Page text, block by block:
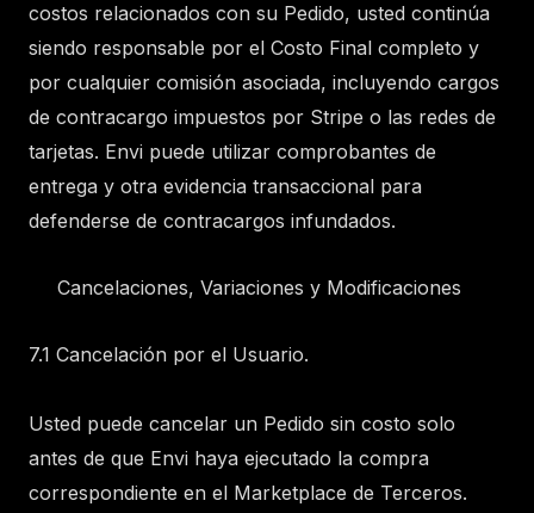
costos relacionados con su Pedido, usted continúa
siendo responsable por el Costo Final completo y
por cualquier comisión asociada, incluyendo cargos
de contracargo impuestos por Stripe o las redes de
tarjetas. Envi puede utilizar comprobantes de
entrega y otra evidencia transaccional para
defenderse de contracargos infundados.
Cancelaciones, Variaciones y Modificaciones
7.1 Cancelación por el Usuario.
Usted puede cancelar un Pedido sin costo solo
antes de que Envi haya ejecutado la compra
correspondiente en el Marketplace de Terceros.